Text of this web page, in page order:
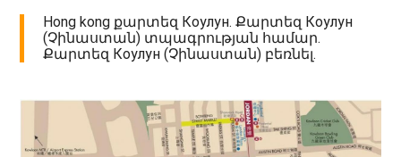
Hong kong քարտեզ Коулун. Քարտեզ Коулун
(Չինաստան) տպագրության համար.
Քարտեզ Коулун (Չինաստան) բեռնել.